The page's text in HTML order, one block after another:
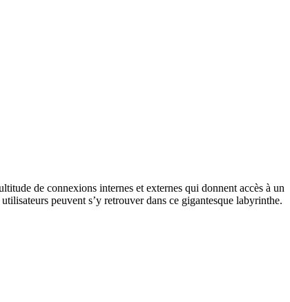
de connexions internes et externes qui donnent accès à un
peuvent s’y retrouver dans ce gigantesque labyrinthe.